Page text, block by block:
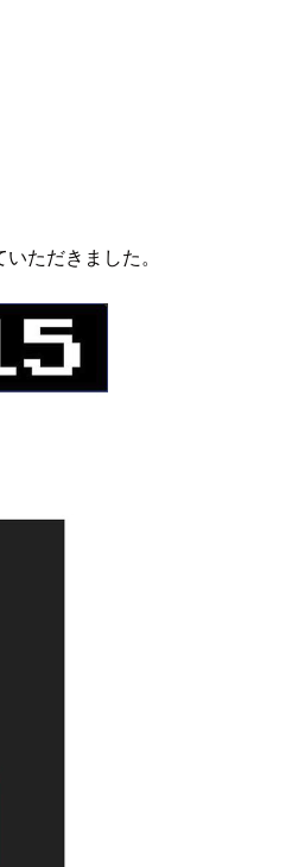
ただきました。